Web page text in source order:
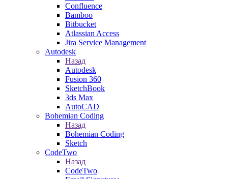
Confluence
Bamboo
Bitbucket
Atlassian Access
Jira Service Management
Autodesk
Назад
Autodesk
Fusion 360
SketchBook
3ds Max
AutoCAD
Bohemian Coding
Назад
Bohemian Coding
Sketch
CodeTwo
Назад
CodeTwo